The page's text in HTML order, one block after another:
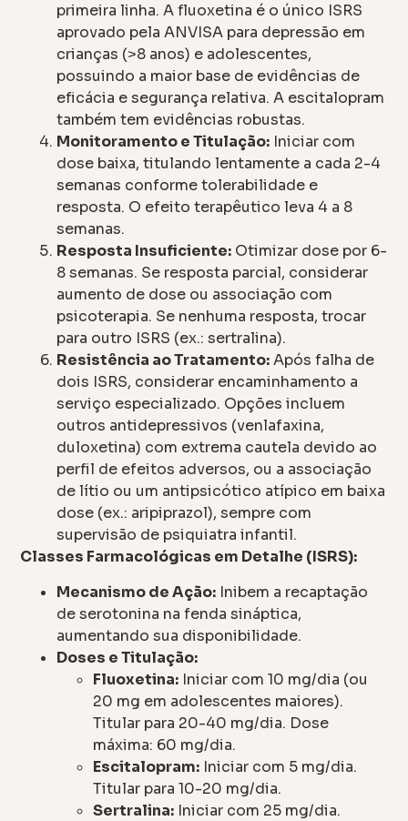
primeira linha. A fluoxetina é o único ISRS
aprovado pela ANVISA para depressão em
crianças (>8 anos) e adolescentes,
possuindo a maior base de evidências de
eficácia e segurança relativa. A escitalopram
também tem evidências robustas.
Monitoramento e Titulação: Iniciar com
dose baixa, titulando lentamente a cada 2-4
semanas conforme tolerabilidade e
resposta. O efeito terapêutico leva 4 a 8
semanas.
Resposta Insuficiente: Otimizar dose por 6-
8 semanas. Se resposta parcial, considerar
aumento de dose ou associação com
psicoterapia. Se nenhuma resposta, trocar
para outro ISRS (ex.: sertralina).
Resistência ao Tratamento:Após falha de
dois ISRS, considerar encaminhamento a
serviço especializado. Opções incluem
outros antidepressivos (venlafaxina,
duloxetina) com extrema cautela devido ao
perfil de efeitos adversos, ou a associação
de lítio ou um antipsicótico atípico em baixa
dose (ex.: aripiprazol), sempre com
supervisão de psiquiatra infantil.
Classes Farmacológicas em Detalhe (ISRS):
Mecanismo de Ação: Inibem a recaptação
de serotonina na fenda sináptica,
aumentando sua disponibilidade.
Doses e Titulação:
Fluoxetina: Iniciar com 10 mg/dia (ou
20 mg em adolescentes maiores).
Titular para 20-40 mg/dia. Dose
máxima: 60 mg/dia.
Escitalopram: Iniciar com 5 mg/dia.
Titular para 10-20 mg/dia.
Sertralina: Iniciar com 25 mg/dia.